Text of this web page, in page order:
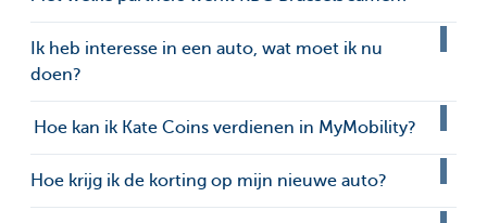
Ik heb interesse in een auto, wat moet ik nu
doen?
Hoe kan ik Kate Coins verdienen in MyMobility?
Hoe krijg ik de korting op mijn nieuwe auto?